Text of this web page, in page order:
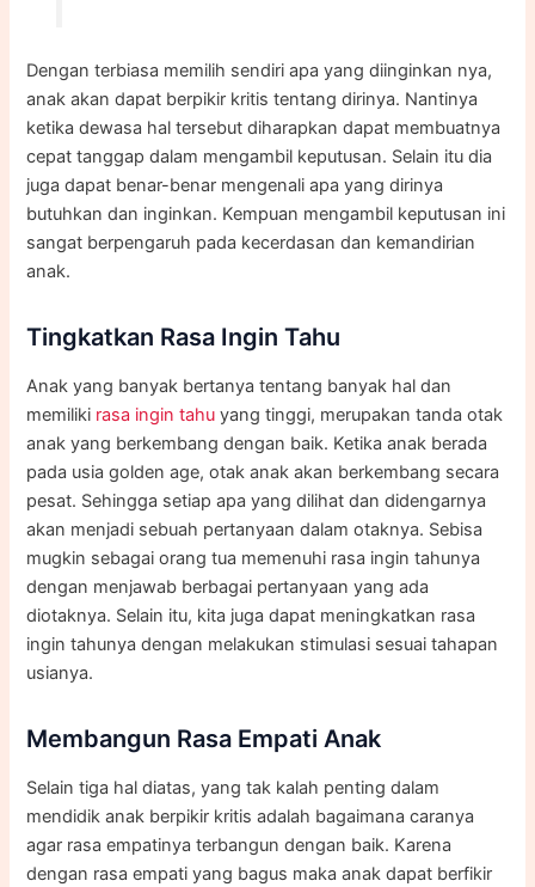
Dengan terbiasa memilih sendiri apa yang diinginkan nya,
anak akan dapat berpikir kritis tentang dirinya. Nantinya
ketika dewasa hal tersebut diharapkan dapat membuatnya
cepat tanggap dalam mengambil keputusan. Selain itu dia
juga dapat benar-benar mengenali apa yang dirinya
butuhkan dan inginkan. Kempuan mengambil keputusan ini
sangat berpengaruh pada kecerdasan dan kemandirian
anak.
Tingkatkan Rasa Ingin Tahu
Anak yang banyak bertanya tentang banyak hal dan
memiliki rasa ingin tahu yang tinggi, merupakan tanda otak
anak yang berkembang dengan baik. Ketika anak berada
pada usia golden age, otak anak akan berkembang secara
pesat. Sehingga setiap apa yang dilihat dan didengarnya
akan menjadi sebuah pertanyaan dalam otaknya. Sebisa
mugkin sebagai orang tua memenuhi rasa ingin tahunya
dengan menjawab berbagai pertanyaan yang ada
diotaknya. Selain itu, kita juga dapat meningkatkan rasa
ingin tahunya dengan melakukan stimulasi sesuai tahapan
usianya.
Membangun Rasa Empati Anak
Selain tiga hal diatas, yang tak kalah penting dalam
mendidik anak berpikir kritis adalah bagaimana caranya
agar rasa empatinya terbangun dengan baik. Karena
dengan rasa empati yang bagus maka anak dapat berfikir